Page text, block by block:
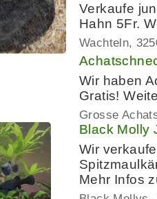
Verkaufe
Hahn 5Fr.
Wachteln
Wir haben
Gratis!
Grosse
Black Molly
Wir
Mehr Infos